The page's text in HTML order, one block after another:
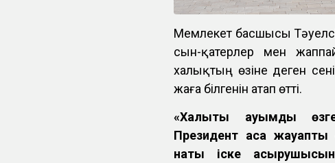
Мемлекет басшысы
сын-қатерлер мен
халықтың өзіне деген
жаға білгенін атап өтті.
«Халықты ауқымды
Президент аса жауапты
нақты іске